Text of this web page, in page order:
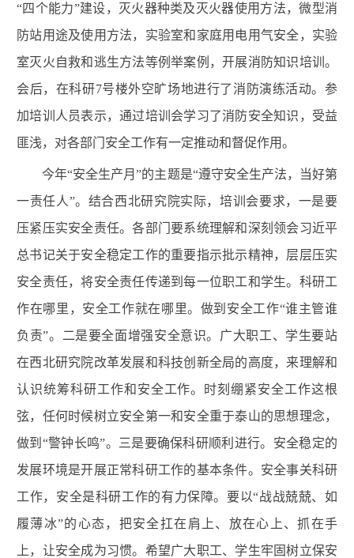
“四个能力”建设，灭火器种类及灭火器使用方法，微型消
防站用途及使用方法，实验室和家庭用电用气安全，实验
室灭火自救和逃生方法等例举案例，开展消防知识培训。
会后，在科研7号楼外空旷场地进行了消防演练活动。参
加培训人员表示，通过培训会学习了消防安全知识，受益
匪浅，对各部门安全工作有一定推动和督促作用。
今年“安全生产月”的主题是“遵守安全生产法，当好第
一责任人”。结合西北研究院实际，培训会要求，一是要
压紧压实安全责任。各部门要系统理解和深刻领会习近平
总书记关于安全稳定工作的重要指示批示精神，层层压实
安全责任，将安全责任传递到每一位职工和学生。科研工
作在哪里，安全工作就在哪里。做到安全工作“谁主管谁
负责”。二是要全面增强安全意识。广大职工、学生要站
在西北研究院改革发展和科技创新全局的高度，来理解和
认识统筹科研工作和安全工作。时刻绷紧安全工作这根
弦，任何时候树立安全第一和安全重于泰山的思想理念，
做到“警钟长鸣”。三是要确保科研顺利进行。安全稳定的
发展环境是开展正常科研工作的基本条件。安全事关科研
工作，安全是科研工作的有力保障。要以“战战兢兢、如
履薄冰”的心态，把安全扛在肩上、放在心上、抓在手
上，让安全成为习惯。希望广大职工、学生牢固树立保安